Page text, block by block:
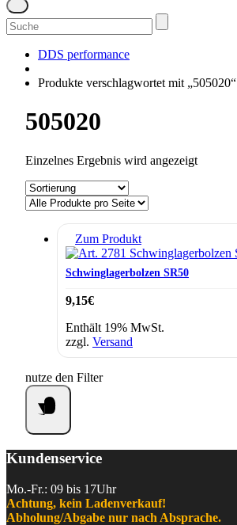
Suchen
nach:
DDS performance
Produkte verschlagwortet mit „505020“
505020
Einzelnes Ergebnis wird angezeigt
Zum Produkt
Schwinglagerbolzen SR50
9,15€
Enthält 19% MwSt.
zzgl. Versand
nutze den Filter
Kundenservice
Mo.-Fr.: 09 bis 17Uhr
Achtung, kein Ladenverkauf!
Abholung/Abgabe nur nach Absprache.